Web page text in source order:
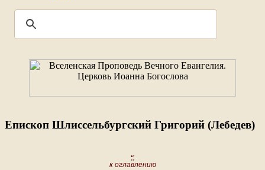
Епископ Шлиссельбургский Григорий (Лебедев)
к оглавлению